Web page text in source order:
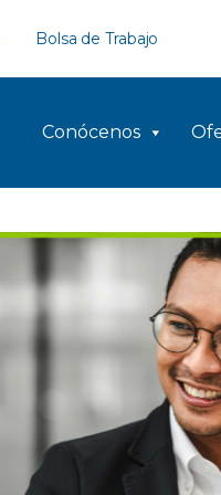
Bolsa de Trabajo
Conócenos